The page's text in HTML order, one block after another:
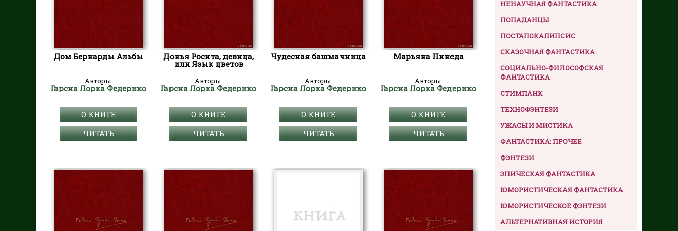
Дом Бернарды Альбы
Авторы:
Гарсиа Лорка Федерико
О КНИГЕ
ЧИТАТЬ
Донья Росита, девица,
или Язык цветов
Авторы:
Гарсиа Лорка Федерико
О КНИГЕ
ЧИТАТЬ
Чудесная башмачница
Авторы:
Гарсиа Лорка Федерико
О КНИГЕ
ЧИТАТЬ
Марьяна Пинеда
Авторы:
Гарсиа Лорка Федерико
О КНИГЕ
ЧИТАТЬ
НЕНАУЧНАЯ ФАНТАСТИКА
ПОПАДАНЦЫ
ПОСТАПОКАЛИПСИС
СКАЗОЧНАЯ ФАНТАСТИКА
СОЦИАЛЬНО-ФИЛОСОФСКАЯ
ФАНТАСТИКА
СТИМПАНК
ТЕХНОФЭНТЕЗИ
УЖАСЫ И МИСТИКА
ФАНТАСТИКА: ПРОЧЕЕ
ФЭНТЕЗИ
ЭПИЧЕСКАЯ ФАНТАСТИКА
ЮМОРИСТИЧЕСКАЯ ФАНТАСТИКА
ЮМОРИСТИЧЕСКОЕ ФЭНТЕЗИ
АЛЬТЕРНАТИВНАЯ ИСТОРИЯ